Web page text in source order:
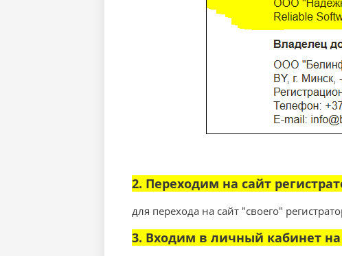
2. Переходим на сайт
для перехода на сайт "своего"
3. Входим в личный кабинет на